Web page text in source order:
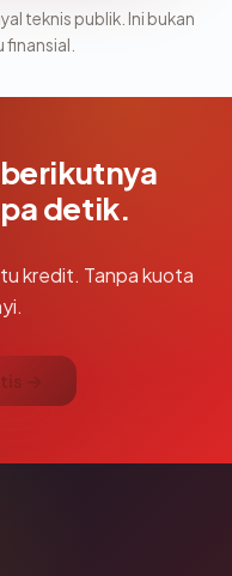
teknis publik. Ini bukan
detik.
kredit. Tanpa kuota
→